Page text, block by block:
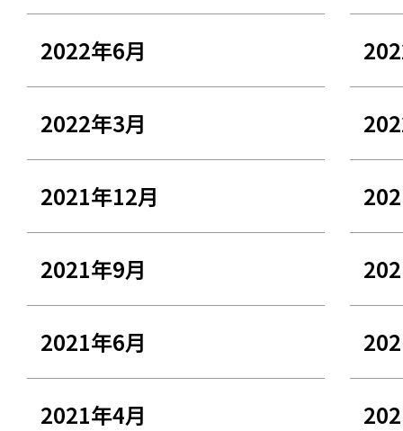
2022年6月
2022年3月
2021年12月
2021年9月
2021年6月
2021年4月